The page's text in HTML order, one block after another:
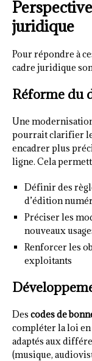
juridique
Pour répondre à
cadre juridique
Réforme du
Une
pourrait clarifier
encadrer plus
ligne. Cela
Définir des
d’édition
Préciser les
nouveaux
Renforcer les
exploitants
Des codes de
compléter la loi
adaptés aux
(musique,